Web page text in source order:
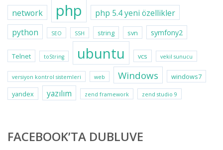
network php
php 5.4 yeni özellikler
python
SEO SSH string svn symfony2
Telnet toString ubuntu vcs vekil sunucu
versiyon kontrol sistemleri web Windows
windows7
yandex
yazılım zend framework zend studio 9
FACEBOOK’TA DUBLUVE